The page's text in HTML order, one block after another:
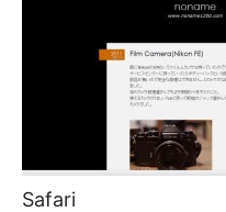
Safari